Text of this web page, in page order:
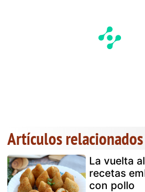
Artículos relacionados
La vuelta
recetas
con pollo